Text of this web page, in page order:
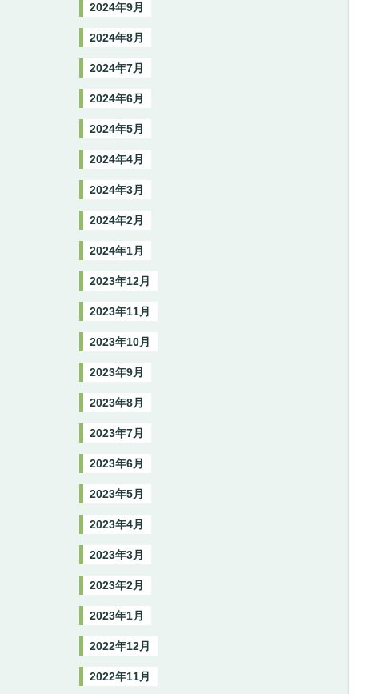
2024年9月
2024年8月
2024年7月
2024年6月
2024年5月
2024年4月
2024年3月
2024年2月
2024年1月
2023年12月
2023年11月
2023年10月
2023年9月
2023年8月
2023年7月
2023年6月
2023年5月
2023年4月
2023年3月
2023年2月
2023年1月
2022年12月
2022年11月